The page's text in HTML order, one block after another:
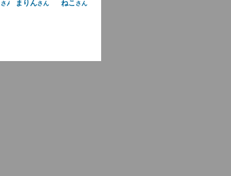
さん まりんさん ねこさん